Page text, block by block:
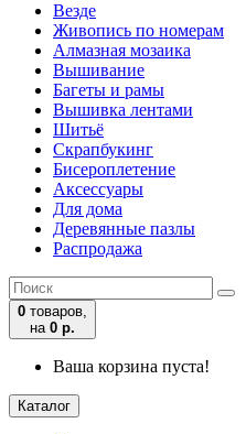
Везде
Живопись по номерам
Алмазная мозаика
Вышивание
Багеты и рамы
Вышивка лентами
Шитьё
Скрапбукинг
Бисероплетение
Аксессуары
Для дома
Деревянные пазлы
Распродажа
0 товаров,
на 0 р.
Ваша корзина пуста!
Каталог